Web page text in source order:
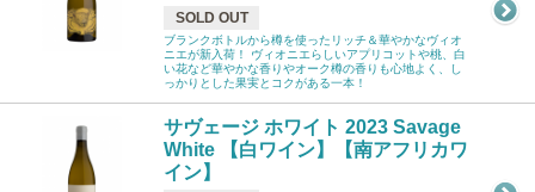
SOLD OUT
ブランクボトルから樽を使ったリッチ＆華やかなヴィオ
ニエが新入荷！ ヴィオニエらしいアプリコットや桃、白
い花など華やかな香りやオーク樽の香りも心地よく、し
っかりとした果実とコクがある一本！
サヴェージ ホワイト 2023 Savage
White 【白ワイン】【南アフリカワ
イン】